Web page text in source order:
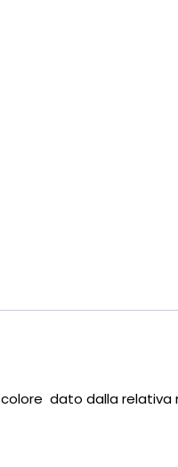
dato dalla relativa